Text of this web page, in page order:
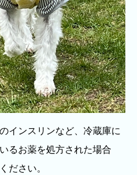
インスリンなど、冷蔵庫に
るお薬を処方された場合
ださい。